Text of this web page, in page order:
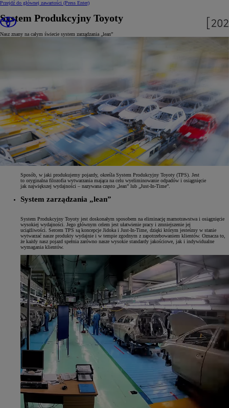
Przejdź do głównej zawartości (Press Enter)
System Produkcyjny Toyoty
Nasz znany na całym świecie system zarządzania „lean”
Sposób, w jaki produkujemy pojazdy, określa System Produkcyjny Toyoty (TPS). Jest
to oryginalna filozofia wytwarzania mająca na celu wyeliminowanie odpadów i osiągnięcie
jak największej wydajności – nazywana często „lean” lub „Just-In-Time”.
System zarządzania „lean”
System Produkcyjny Toyoty jest doskonałym sposobem na eliminację marnotrawstwa i osiągnięcie
wysokiej wydajności. Jego głównym celem jest ułatwienie pracy i zmniejszenie jej
uciążliwości. Sercem TPS są koncepcje Jidoka i Just-In-Time, dzięki którym jesteśmy w stanie
wytwarzać nasze produkty wydajnie i w tempie zgodnym z zapotrzebowaniem klientów. Oznacza to,
że każdy nasz pojazd spełnia zarówno nasze wysokie standardy jakościowe, jak i indywidualne
wymagania klientów.